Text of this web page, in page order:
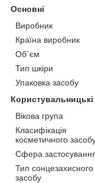
Основні
Виробник
Країна виробник
Об`єм
Тип шкіри
Упаковка засобу
Вікова група
Класифікація
косметичного
Сфера
Тип сонцезахисного
засобу